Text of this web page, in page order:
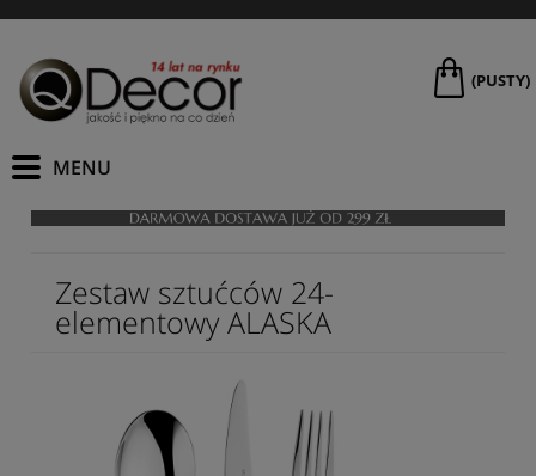
(PUSTY)
Zestaw sztućców 24-
elementowy ALASKA